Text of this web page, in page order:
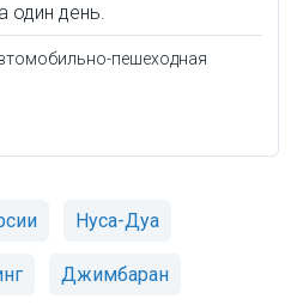
один день.
пешеходная
Нуса-Дуа
Джимбаран